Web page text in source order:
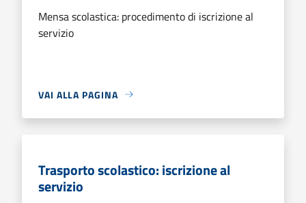
Mensa scolastica: procedimento di iscrizione al
servizio
VAI ALLA PAGINA
Trasporto scolastico: iscrizione al
servizio